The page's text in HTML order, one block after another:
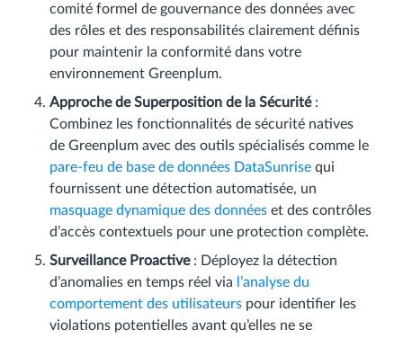
comité formel de gouvernance des données avec
des rôles et des responsabilités clairement définis
pour maintenir la conformité dans votre
environnement Greenplum.
Approche de Superposition de la Sécurité:
Combinez les fonctionnalités de sécurité natives
de Greenplum avec des outils spécialisés comme le
pare-feu de base de données DataSunrise qui
fournissent une détection automatisée, un
masquage dynamique des données et des contrôles
d’accès contextuels pour une protection complète.
Surveillance Proactive: Déployez la détection
d’anomalies en temps réel via
l’analyse du
comportement des utilisateurs pour identifier les
violations potentielles avant qu’elles ne se